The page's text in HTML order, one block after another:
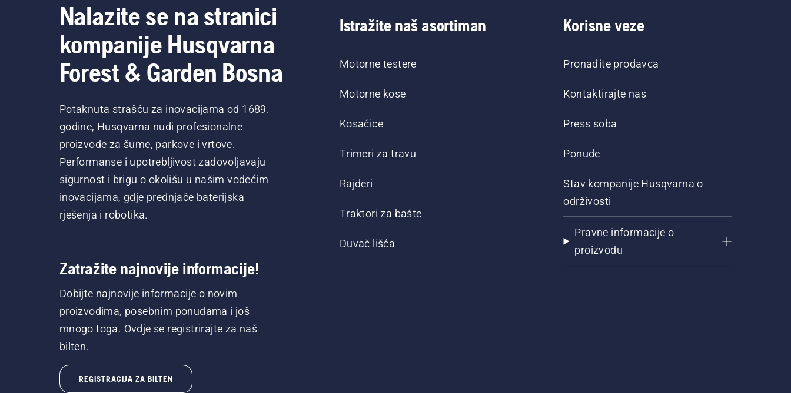
Nalazite se na stranici
kompanije Husqvarna
Forest & Garden Bosna
Potaknuta strašću za inovacijama od 1689.
godine, Husqvarna nudi profesionalne
proizvode za šume, parkove i vrtove.
Performanse i upotrebljivost zadovoljavaju
sigurnost i brigu o okolišu u našim vodećim
inovacijama, gdje prednjače baterijska
rješenja i robotika.
Zatražite najnovije informacije!
Dobijte najnovije informacije o novim
proizvodima, posebnim ponudama i još
mnogo toga. Ovdje se registrirajte za naš
bilten.
REGISTRACIJA ZA BILTEN
Istražite naš asortiman
Motorne testere
Motorne kose
Kosačice
Trimeri za travu
Rajderi
Traktori za bašte
Duvač lišća
Korisne veze
Pronađite prodavca
Kontaktirajte nas
Press soba
Ponude
Stav kompanije Husqvarna o
održivosti
Pravne informacije o
proizvodu